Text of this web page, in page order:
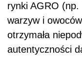
rynki AGRO
warzyw i
otrzymała
autentyczności